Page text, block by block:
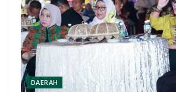
DAERAH